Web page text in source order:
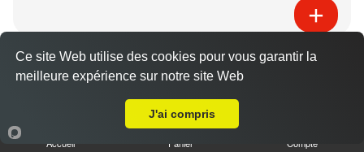
Pizza régina senior
Dès15.00 €
Base sauce tomate, mozzarella, jambon,
Accueil Panier Compte
Ce site Web utilise des cookies pour vous garantir la
meilleure expérience sur notre site Web
J'ai compris